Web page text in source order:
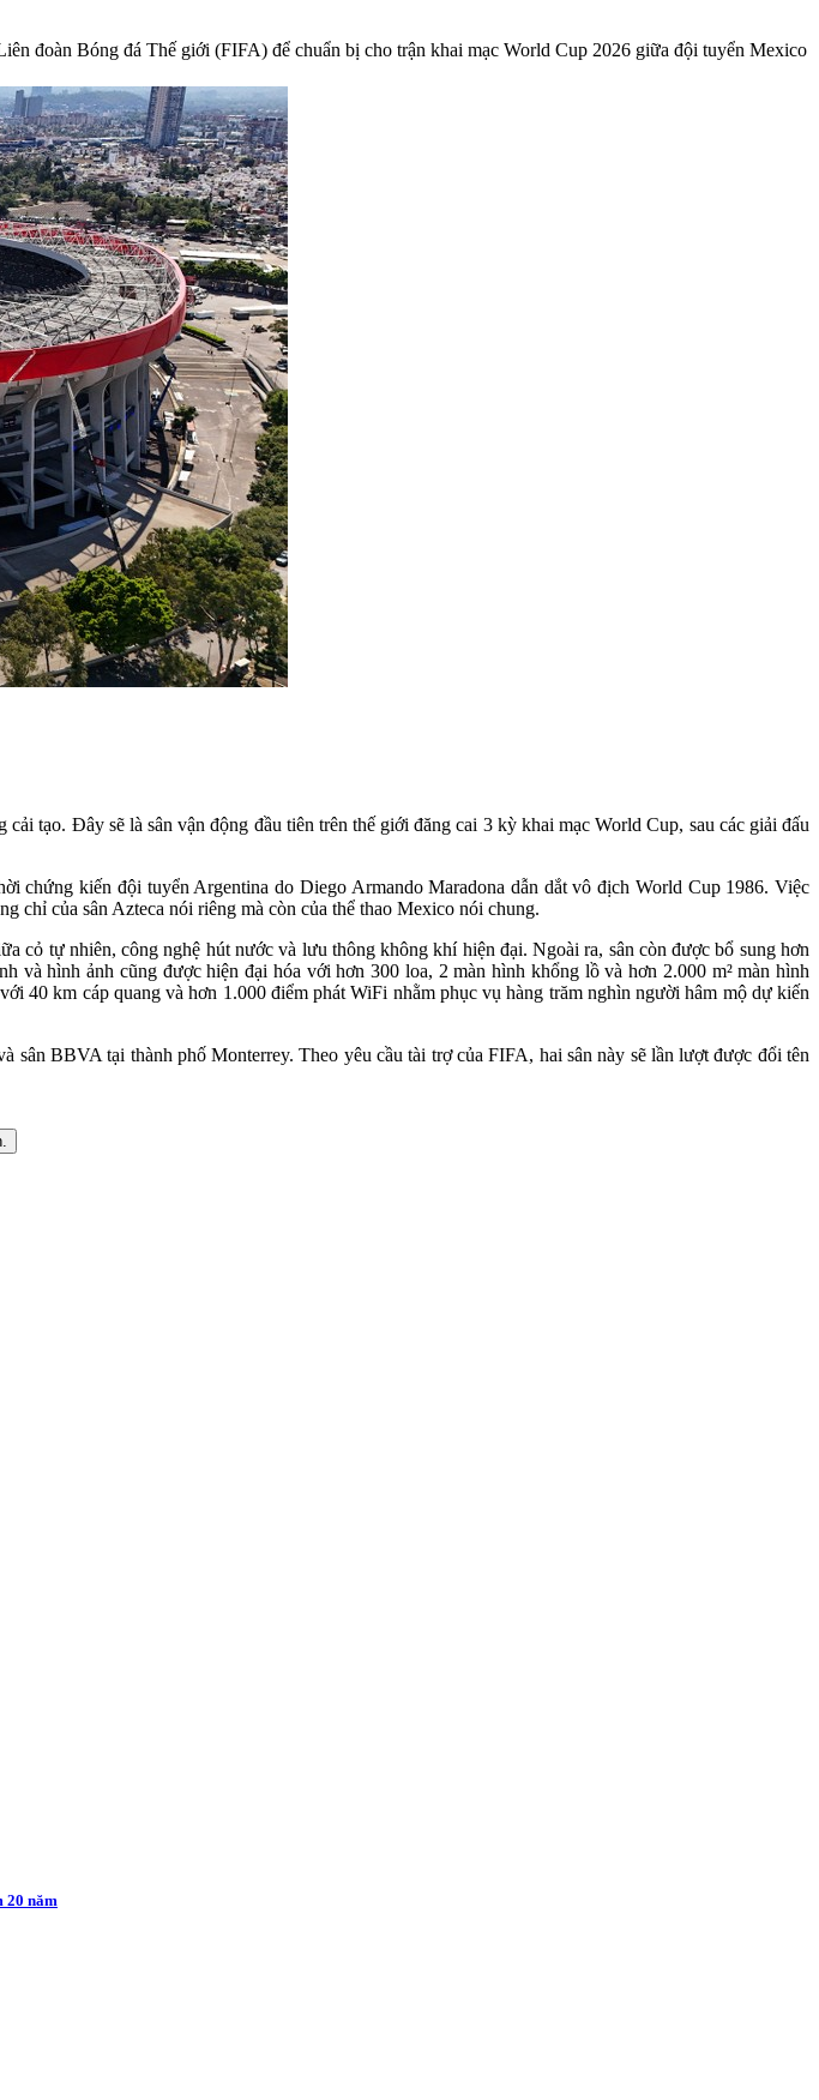
đoàn Bóng đá Thế giới (FIFA) để chuẩn bị cho trận khai mạc World Cup 2026 giữa đội tuyển Mexico
tạo. Đây sẽ là sân vận động đầu tiên trên thế giới đăng cai 3 kỳ khai mạc World Cup, sau các giải đấu
chứng kiến đội tuyển Argentina do Diego Armando Maradona dẫn dắt vô địch World Cup 1986. Việc
chỉ của sân Azteca nói riêng mà còn của thể thao Mexico nói chung.
cỏ tự nhiên, công nghệ hút nước và lưu thông không khí hiện đại. Ngoài ra, sân còn được bổ sung hơn
và hình ảnh cũng được hiện đại hóa với hơn 300 loa, 2 màn hình khổng lồ và hơn 2.000 m² màn hình
40 km cáp quang và hơn 1.000 điểm phát WiFi nhằm phục vụ hàng trăm nghìn người hâm mộ dự kiến
BBVA tại thành phố Monterrey. Theo yêu cầu tài trợ của FIFA, hai sân này sẽ lần lượt được đổi tên
20 năm